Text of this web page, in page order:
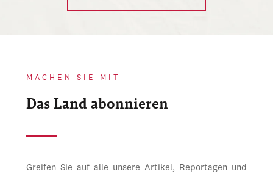
MACHEN SIE MIT
Das Land abonnieren
Greifen Sie auf alle unsere Artikel, Reportagen und